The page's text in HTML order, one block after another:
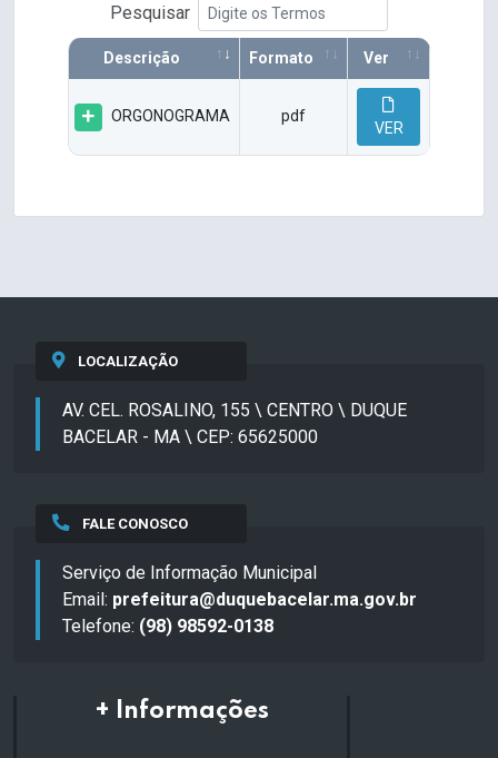
Pesquisar
Descrição Formato Ver
ORGONOGRAMA pdf
VER
LOCALIZAÇÃO
AV. CEL. ROSALINO, 155 \ CENTRO \ DUQUE
BACELAR - MA \ CEP: 65625000
FALE CONOSCO
Serviço de Informação Municipal
Email: prefeitura@duquebacelar.ma.gov.br
Telefone: (98) 98592-0138
+ Informações